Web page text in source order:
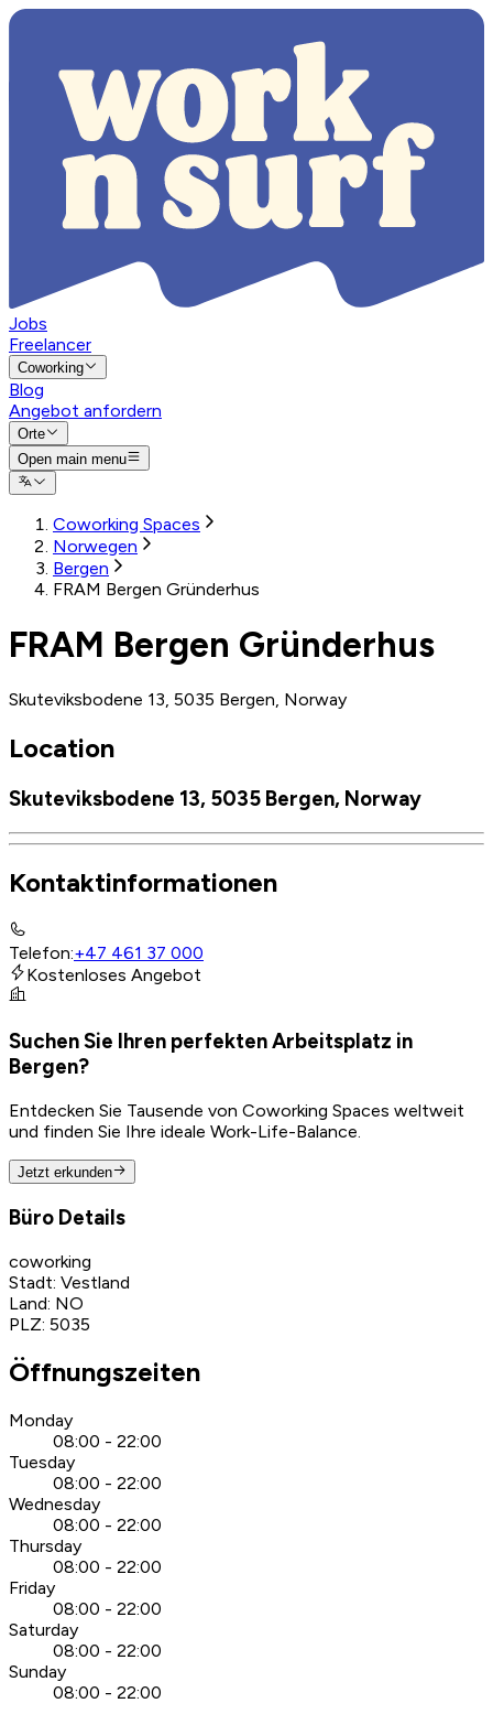
Jobs
Freelancer
Coworking
Blog
Angebot anfordern
Orte
Open main menu
Coworking Spaces
Norwegen
Bergen
FRAM Bergen Gründerhus
FRAM Bergen Gründerhus
Skuteviksbodene 13, 5035 Bergen, Norway
Location
Skuteviksbodene 13, 5035 Bergen, Norway
Kontaktinformationen
Telefon:+47 461 37 000
Kostenloses Angebot
Suchen Sie Ihren perfekten Arbeitsplatz in
Bergen?
Entdecken Sie Tausende von Coworking Spaces weltweit
und finden Sie Ihre ideale Work-Life-Balance.
Jetzt erkunden
Büro Details
coworking
Stadt: Vestland
Land: NO
PLZ: 5035
Öffnungszeiten
Monday
08:00 - 22:00
Tuesday
08:00 - 22:00
Wednesday
08:00 - 22:00
Thursday
08:00 - 22:00
Friday
08:00 - 22:00
Saturday
08:00 - 22:00
Sunday
08:00 - 22:00